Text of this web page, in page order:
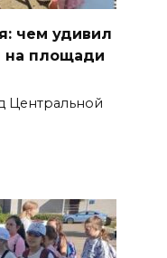
чем удивил
на площади
Центральной